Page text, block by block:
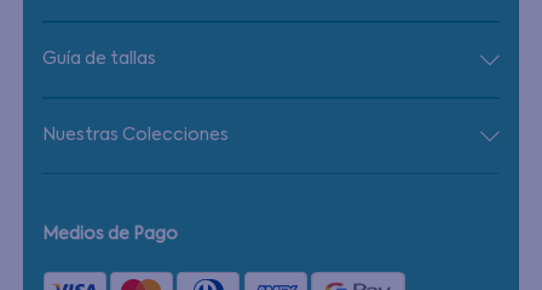
Guía de tallas
Nuestras Colecciones
Medios de Pago